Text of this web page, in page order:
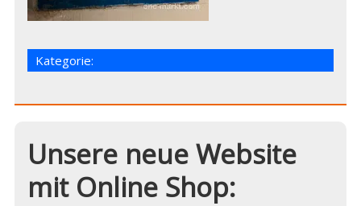
Kategorie:
Unsere neue Website
mit Online Shop: